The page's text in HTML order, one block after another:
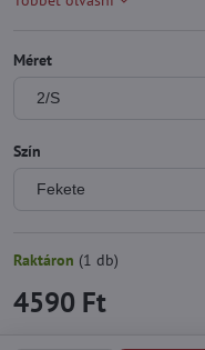
Méret
Szín
Raktáron (1 db)
4590 Ft